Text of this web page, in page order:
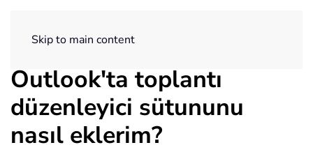
Skip to main content
Outlook'ta toplantı
düzenleyici sütununu
nasıl eklerim?